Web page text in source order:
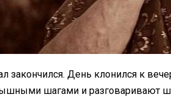
закончился. День клонился к
шагами и разговаривают